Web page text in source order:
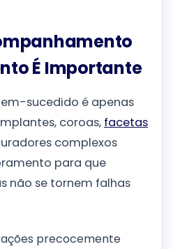
É Importante
sucedido é apenas
coroas, facetas
complexos
para que
não se tornem falhas
precocemente